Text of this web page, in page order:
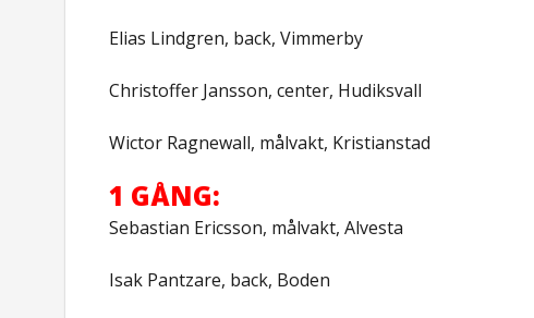
Elias Lindgren, back, Vimmerby
Christoffer Jansson, center, Hudiksvall
Wictor Ragnewall, målvakt, Kristianstad
1 GÅNG:
Sebastian Ericsson, målvakt, Alvesta
Isak Pantzare, back, Boden